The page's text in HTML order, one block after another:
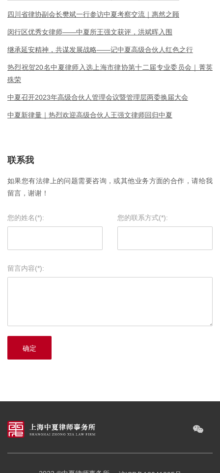
四川省律协副会长樊斌一行参访中夏考察交流｜惠然之顾
闵行区优秀女律师——中夏所王强文获评，洪斌晖入围
继承延安精神，共谋发展战略——记中夏高级合伙人红色之行
热烈祝贺20名中夏律师入选上海市律协第十二届专业委员会｜菁英
殊荣
中夏召开2023年高级合伙人管理会议暨管理层两委换届大会
中夏新律量｜热烈欢迎高级合伙人王强文律师回归中夏
联系我
如果您有法律上的问题需要咨询，或其他业务方面的合作，请给我
留言，谢谢！
您的姓名(*): 您的联系方式(*):
留言内容(*):